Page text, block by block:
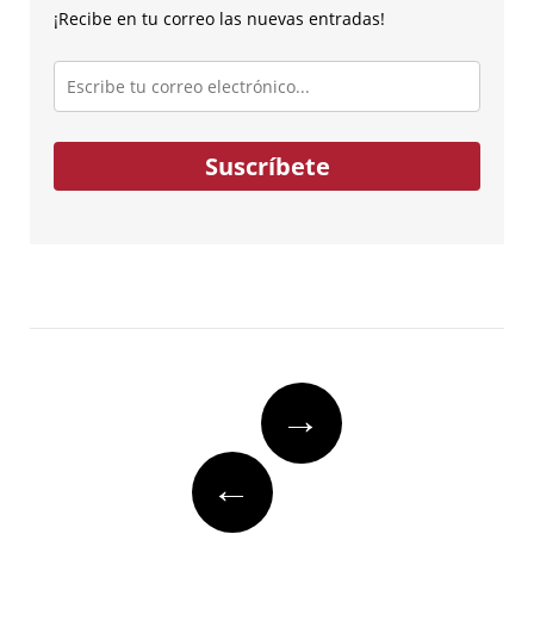
¡Recibe en tu correo las nuevas entradas!
Escribe
tu
correo
electrónico...
Suscríbete
→
←